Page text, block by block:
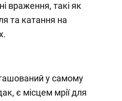
враження, такі як
та катання на
у самому
є місцем мрії для